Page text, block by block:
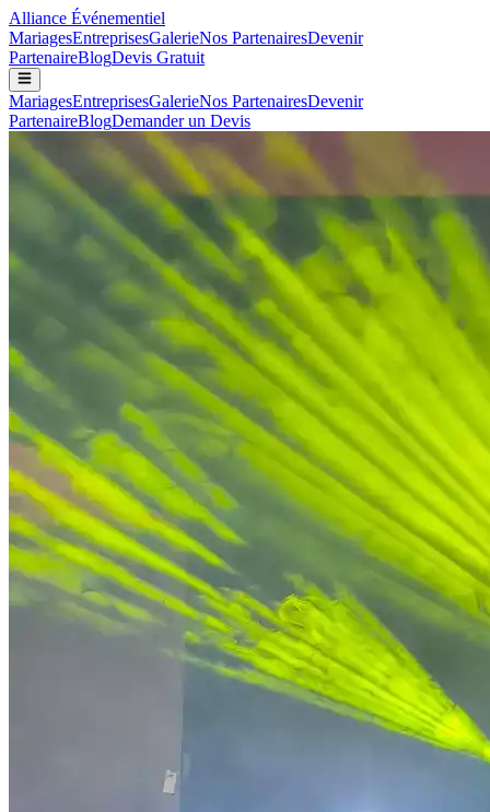
Alliance Événementiel
MariagesEntreprisesGalerieNos PartenairesDevenir
PartenaireBlogDevis Gratuit
MariagesEntreprisesGalerieNos PartenairesDevenir
PartenaireBlogDemander un Devis